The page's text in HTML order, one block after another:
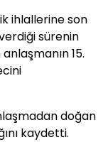
ihlallerine son
sürenin
15.
doğan
kaydetti.